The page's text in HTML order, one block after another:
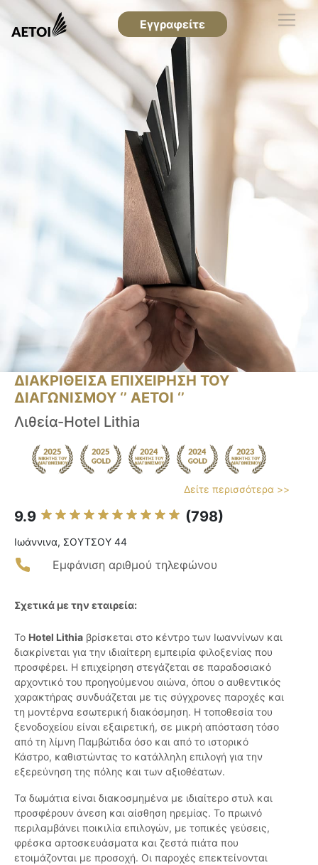
Εγγραφείτε
ΔΙΑΚΡΙΘΕΙΣΑ ΕΠΙΧΕΙΡΗΣΗ ΤΟΥ
ΔΙΑΓΩΝΙΣΜΟΥ ‘’ ΑΕΤΟΙ ‘’
Λιθεία-Hotel Lithia
Δείτε περισσότερα >>
9.9 (798)
Ιωάννινα, ΣΟΥΤΣΟΥ 44
Εμφάνιση αριθμού τηλεφώνου
Σχετικά με την εταιρεία:
Το Hotel Lithia βρίσκεται στο κέντρο των Ιωαννίνων και
διακρίνεται για την ιδιαίτερη εμπειρία φιλοξενίας που
προσφέρει. Η επιχείρηση στεγάζεται σε παραδοσιακό
αρχοντικό του προηγούμενου αιώνα, όπου ο αυθεντικός
χαρακτήρας συνδυάζεται με τις σύγχρονες παροχές και
τη μοντέρνα εσωτερική διακόσμηση. Η τοποθεσία του
ξενοδοχείου είναι εξαιρετική, σε μικρή απόσταση τόσο
από τη λίμνη Παμβώτιδα όσο και από το ιστορικό
Κάστρο, καθιστώντας το κατάλληλη επιλογή για την
εξερεύνηση της πόλης και των αξιοθέατων.
Τα δωμάτια είναι διακοσμημένα με ιδιαίτερο στυλ και
προσφέρουν άνεση και αίσθηση ηρεμίας. Το πρωινό
περιλαμβάνει ποικιλία επιλογών, με τοπικές γεύσεις,
φρέσκα αρτοσκευάσματα και ζεστά πιάτα που
ετοιμάζονται με προσοχή. Οι παροχές επεκτείνονται